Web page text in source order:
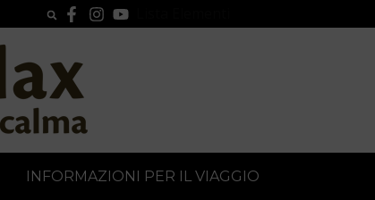
INFORMAZIONI PER IL VIAGGIO